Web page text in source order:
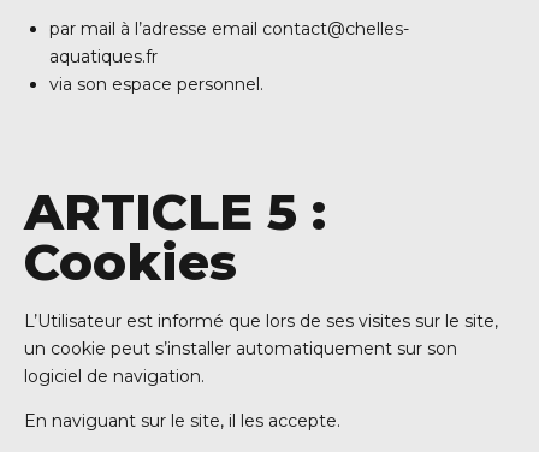
par mail à l’adresse email contact@chelles-
aquatiques.fr
via son espace personnel.
ARTICLE 5 :
Cookies
L’Utilisateur est informé que lors de ses visites sur le site,
un cookie peut s’installer automatiquement sur son
logiciel de navigation.
En naviguant sur le site, il les accepte.